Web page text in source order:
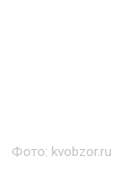
Фото: kvobzor.ru